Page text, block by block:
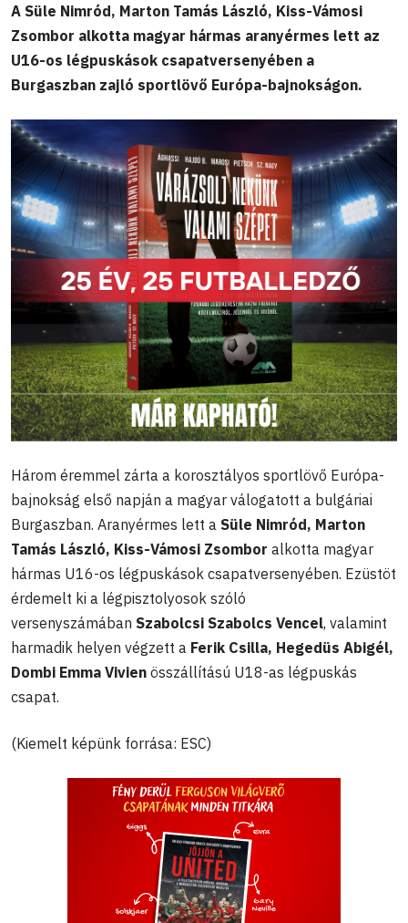
A Süle Nimród, Marton Tamás László, Kiss-Vámosi
Zsombor alkotta magyar hármas aranyérmes lett az
U16-os légpuskások csapatversenyében a
Burgaszban zajló sportlövő Európa-bajnokságon.
Három éremmel zárta a korosztályos sportlövő Európa-
bajnokság első napján a magyar válogatott a bulgáriai
Burgaszban. Aranyérmes lett a Süle Nimród, Marton
Tamás László, Kiss-Vámosi Zsombor alkotta magyar
hármas U16-os légpuskások csapatversenyében. Ezüstöt
érdemelt ki a légpisztolyosok szóló
versenyszámában Szabolcsi Szabolcs Vencel, valamint
harmadik helyen végzett a Ferik Csilla, Hegedüs Abigél,
Dombi Emma Vivien összállítású U18-as légpuskás
csapat.
(Kiemelt képünk forrása: ESC)